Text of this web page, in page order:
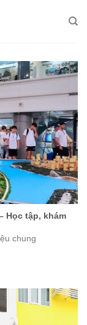
Học tập, khám
chung